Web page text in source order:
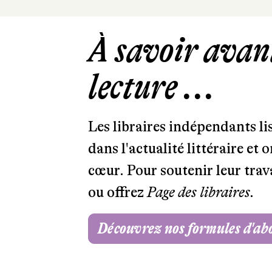
À savoir
lecture ...
Les libraires indépendants
dans l'actualité littéraire et
cœur. Pour soutenir leur
ou offrezPage des libraires.
Découvrez nos formules